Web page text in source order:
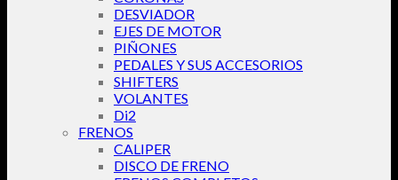
DESVIADOR
EJES DE MOTOR
PIÑONES
PEDALES Y SUS ACCESORIOS
SHIFTERS
VOLANTES
Di2
FRENOS
CALIPER
DISCO DE FRENO